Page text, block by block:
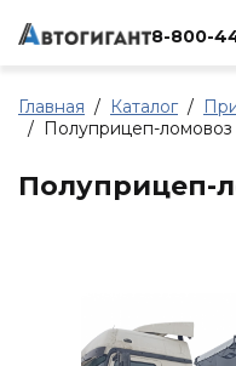
8-800-
Главная Каталог
Полуприцеп-
Полуприцеп-